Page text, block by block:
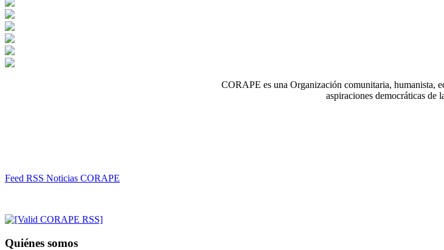
CORAPE es una Organización comunitaria, humanista,
aspiraciones democráticas de
Feed RSS Noticias CORAPE
Quiénes somos